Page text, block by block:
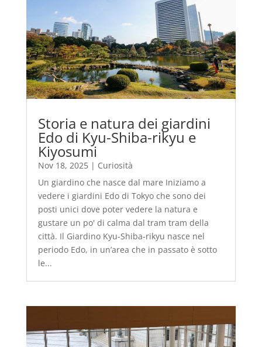
Storia e natura dei giardini
Edo di Kyu-Shiba-rikyu e
Kiyosumi
Nov 18, 2025| Curiosità
Un giardino che nasce dal mare Iniziamo a
vedere i giardini Edo di Tokyo che sono dei
posti unici dove poter vedere la natura e
gustare un po' di calma dal tram tram della
città. Il Giardino Kyu-Shiba-rikyu nasce nel
periodo Edo, in un’area che in passato è sotto
le...